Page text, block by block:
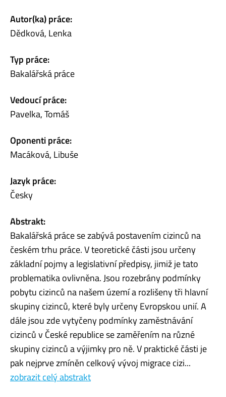
Autor(ka) práce:
Dědková, Lenka
Typ práce:
Bakalářská práce
Vedoucí práce:
Pavelka, Tomáš
Oponenti práce:
Macáková, Libuše
Jazyk práce:
Česky
Abstrakt:
Bakalářská práce se zabývá postavením cizinců na
českém trhu práce. V teoretické části jsou určeny
základní pojmy a legislativní předpisy, jimiž je tato
problematika ovlivněna. Jsou rozebrány podmínky
pobytu cizinců na našem území a rozlišeny tři hlavní
skupiny cizinců, které byly určeny Evropskou unií. A
dále jsou zde vytyčeny podmínky zaměstnávání
cizinců v České republice se zaměřením na různé
skupiny cizinců a výjimky pro ně. V praktické části je
pak nejprve zmíněn celkový vývoj migrace cizi...
zobrazit celý abstrakt